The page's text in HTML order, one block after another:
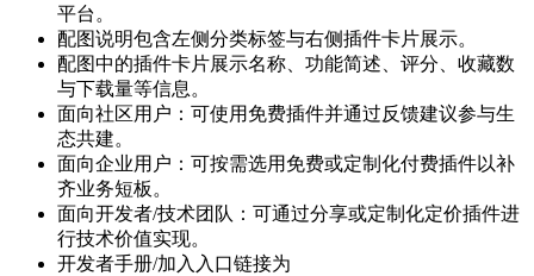
平台。
配图说明包含左侧分类标签与右侧插件卡片展示。
配图中的插件卡片展示名称、功能简述、评分、收藏数
与下载量等信息。
面向社区用户：可使用免费插件并通过反馈建议参与生
态共建。
面向企业用户：可按需选用免费或定制化付费插件以补
齐业务短板。
面向开发者/技术团队：可通过分享或定制化定价插件进
行技术价值实现。
开发者手册/加入入口链接为